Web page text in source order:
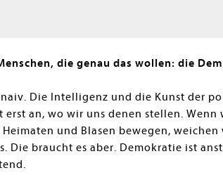
die genau das wollen: die
Die Intelligenz und die Kunst der
erst an, wo wir uns denen stellen.
und Blasen bewegen,
Die braucht es aber. Demokratie ist